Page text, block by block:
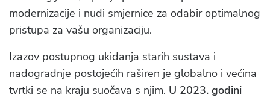
modernizacije i nudi smjernice za odabir optimalnog
pristupa za vašu organizaciju.
Izazov postupnog ukidanja starih sustava i
nadogradnje postojećih raširen je globalno i većina
tvrtki se na kraju suočava s njim. U 2023. godini